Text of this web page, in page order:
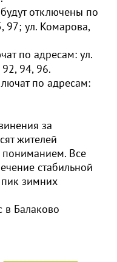
отключены по
97; ул. Комарова,
по адресам: ул.
94, 96.
по адресам:
за
жителей
пониманием. Все
стабильной
зимних
Балаково